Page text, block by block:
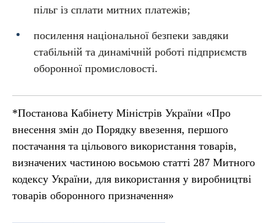
пільг із сплати митних платежів;
посилення національної безпеки завдяки
стабільній та динамічній роботі підприємств
оборонної промисловості.
*Постанова Кабінету Міністрів України «Про
внесення змін до Порядку ввезення, першого
постачання та цільового використання товарів,
визначених частиною восьмою статті 287 Митного
кодексу України, для використання у виробництві
товарів оборонного призначення»